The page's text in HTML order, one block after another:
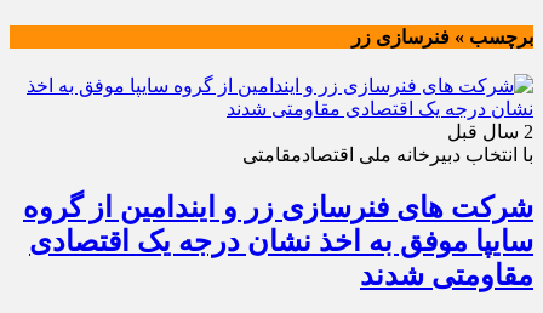
برچسب » فنرسازی زر
2 سال قبل
با انتخاب دبیرخانه ملی اقتصادمقامتی
شرکت های فنرسازی زر و ایندامین از گروه
سایپا موفق به اخذ نشان درجه یک اقتصادی
مقاومتی شدند